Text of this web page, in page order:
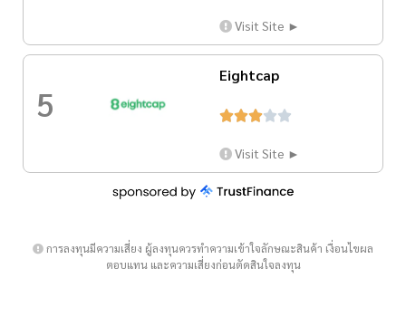
Visit Site ►
5
Eightcap

Visit Site ►
การลงทุนมีความเสี่ยง ผู้ลงทุนควรทำความเข้าใจลักษณะสินค้า เงื่อนไขผล
ตอบแทน และความเสี่ยงก่อนตัดสินใจลงทุน